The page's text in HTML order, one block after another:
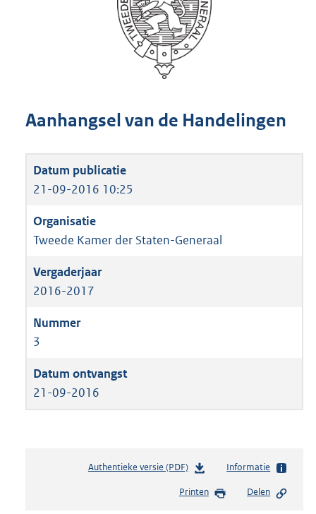
Aanhangsel van de Handelingen
21-09-2016 10:25
Tweede Kamer der Staten-Generaal
2016-2017
3
21-09-2016
Authentieke versie (PDF)b
s
Informatie
Printen Delen